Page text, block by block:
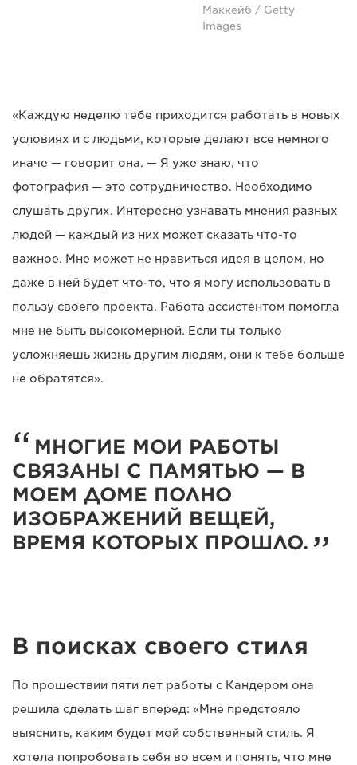
Маккейб / Getty
Images
«Каждую неделю тебе приходится работать в новых
условиях и с людьми, которые делают все немного
иначе — говорит она. — Я уже знаю, что
фотография — это сотрудничество. Необходимо
слушать других. Интересно узнавать мнения разных
людей — каждый из них может сказать что-то
важное. Мне может не нравиться идея в целом, но
даже в ней будет что-то, что я могу использовать в
пользу своего проекта. Работа ассистентом помогла
мне не быть высокомерной. Если ты только
усложняешь жизнь другим людям, они к тебе больше
не обратятся».
МНОГИЕ МОИ РАБОТЫ
СВЯЗАНЫ С ПАМЯТЬЮ — В
МОЕМ ДОМЕ ПОЛНО
ИЗОБРАЖЕНИЙ ВЕЩЕЙ,
ВРЕМЯ КОТОРЫХ ПРОШЛО.
В поисках своего стиля
По прошествии пяти лет работы с Кандером она
решила сделать шаг вперед: «Мне предстояло
выяснить, каким будет мой собственный стиль. Я
хотела попробовать себя во всем и понять, что мне